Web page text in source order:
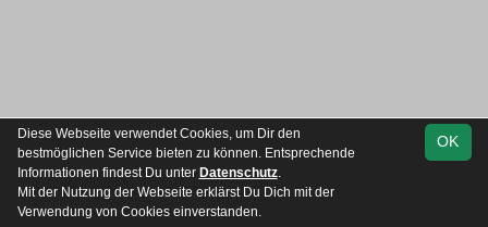
OK
Diese Webseite verwendet Cookies, um Dir den
bestmöglichen Service bieten zu können. Entsprechende
Informationen findest Du unter Datenschutz.
Mit der Nutzung der Webseite erklärst Du Dich mit der
Verwendung von Cookies einverstanden.